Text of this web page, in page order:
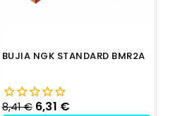
BUJIA NGK STANDARD BMR2A
8,41 € 6,31 €